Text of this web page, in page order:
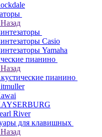
Назад
Casio
Yamaha
пианино
Назад
пианино
River
для клавишных
Назад